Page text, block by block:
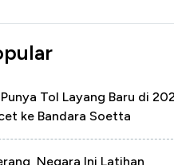
Tol Layang Baru di
ke Bandara Soetta
Negara Ini Latihan